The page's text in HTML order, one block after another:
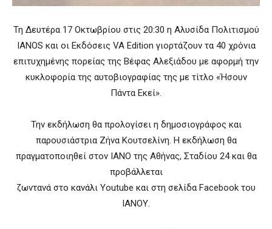
Τη Δευτέρα 17 Οκτωβρίου στις 20:30 η Αλυσίδα Πολιτισμού
IANOS και οι Εκδόσεις VA Edition γιορτάζουν τα 40 χρόνια
επιτυχημένης πορείας της Βέφας Αλεξιάδου με αφορμή την
κυκλοφορία της αυτοβιογραφίας της με τίτλο «Ήσουν
Πάντα Εκεί».
Την εκδήλωση θα προλογίσει η δημοσιογράφος και
παρουσιάστρια Ζήνα Κουτσελίνη. Η εκδήλωση θα
πραγματοποιηθεί στον ΙΑΝΟ της Αθήνας, Σταδίου 24 και θα
προβάλλεται
ζωντανά στο κανάλι Youtube και στη σελίδα Facebook του
ΙΑΝΟΥ.